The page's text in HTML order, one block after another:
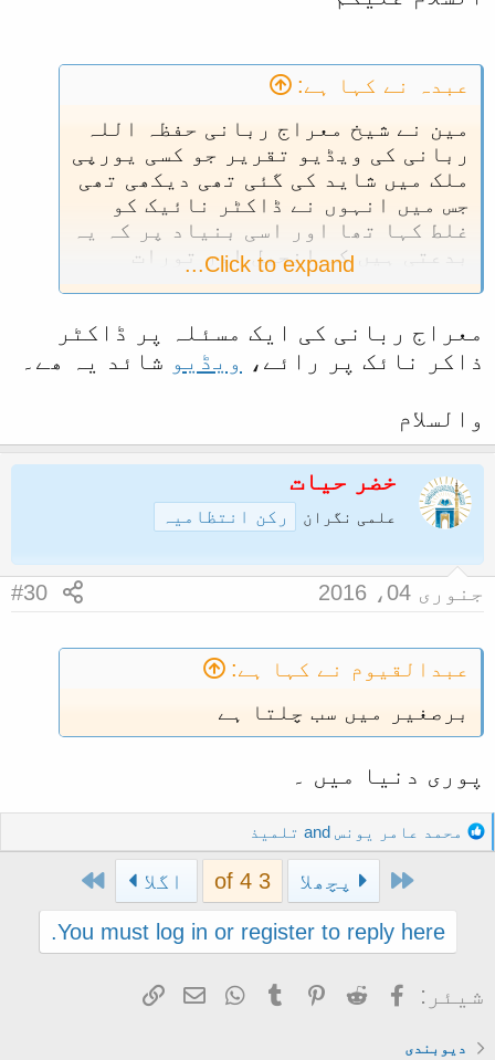
عبدہ نے کہا ہے:
مین نے شیخ معراج ربانی حفظہ اللہ
ربانی کی ویڈیو تقریر جو کسی یورپی
ملک میں شاید کی گئی تھی دیکھی تھی
جس میں انہوں نے ڈاکٹر نائیک کو
غلط کہا تھا اور اسی بنیاد پر کہ یہ
بدعتی ہیں کہ انجیل اور تورات
وغیرہ سے پڑھ کر تبلیغ کرتے ہیں
مگر بڑی سختی سے بدعت کہتے ہوئے رد
کیا تھا
Click to expand...
معراج ربانی کی ایک مسئلہ پر ڈاکٹر
ذاکر نائک پر رائے، ویڈیو شائد یہ ھے۔
والسلام
خضر حیات
علمی نگران رکن انتظامیہ
جنوری 04، 2016 #30
عبدالقیوم نے کہا ہے:
برصغیر میں سب چلتا ہے
پوری دنیا میں ۔
R
e
محمد عامر یونس تلمیذ
First پچھلا 3 of 4 اگلا Last
You must log in or register to reply here.
شیئر: Facebook
Reddit
Pinterest
Tumblr
WhatsApp
ای میل
Link
دیوبندی